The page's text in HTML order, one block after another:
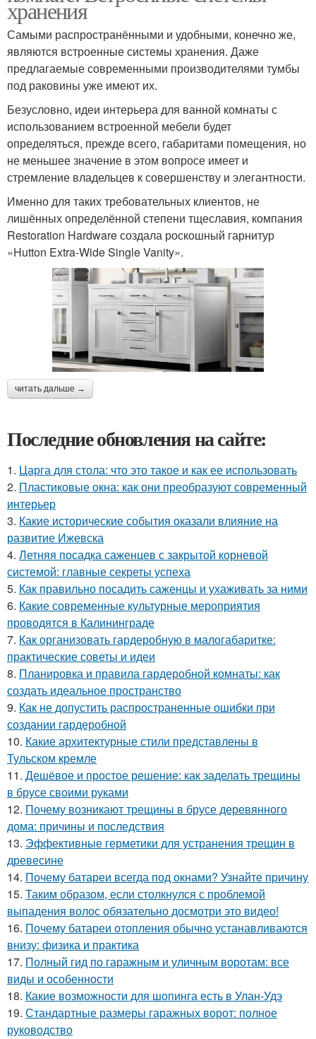
хранения
Самыми распространёнными и удобными, конечно же,
являются встроенные системы хранения. Даже
предлагаемые современными производителями тумбы
под раковины уже имеют их.
Безусловно, идеи интерьера для ванной комнаты с
использованием встроенной мебели будет
определяться, прежде всего, габаритами помещения, но
не меньшее значение в этом вопросе имеет и
стремление владельцев к совершенству и элегантности.
Именно для таких требовательных клиентов, не
лишённых определённой степени тщеславия, компания
Restoration Hardware создала роскошный гарнитур
«Hutton Extra-Wide Single Vanity».
читать дальше →
Последние обновления на сайте:
1. Царга для стола: что это такое и как ее использовать
2. Пластиковые окна: как они преобразуют современный
интерьер
3. Какие исторические события оказали влияние на
развитие Ижевска
4. Летняя посадка саженцев с закрытой корневой
системой: главные секреты успеха
5. Как правильно посадить саженцы и ухаживать за ними
6. Какие современные культурные мероприятия
проводятся в Калининграде
7. Как организовать гардеробную в малогабаритке:
практические советы и идеи
8. Планировка и правила гардеробной комнаты: как
создать идеальное пространство
9. Как не допустить распространенные ошибки при
создании гардеробной
10. Какие архитектурные стили представлены в
Тульском кремле
11. Дешёвое и простое решение: как заделать трещины
в брусе своими руками
12. Почему возникают трещины в брусе деревянного
дома: причины и последствия
13. Эффективные герметики для устранения трещин в
древесине
14. Почему батареи всегда под окнами? Узнайте причину
15. Таким образом, если столкнулся с проблемой
выпадения волос обязательно досмотри это видео!
16. Почему батареи отопления обычно устанавливаются
внизу: физика и практика
17. Полный гид по гаражным и уличным воротам: все
виды и особенности
18. Какие возможности для шопинга есть в Улан-Удэ
19. Стандартные размеры гаражных ворот: полное
руководство